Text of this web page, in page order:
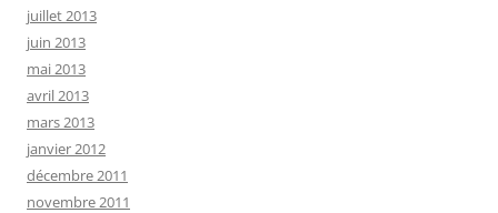
juillet 2013
juin 2013
mai 2013
avril 2013
mars 2013
janvier 2012
décembre 2011
novembre 2011